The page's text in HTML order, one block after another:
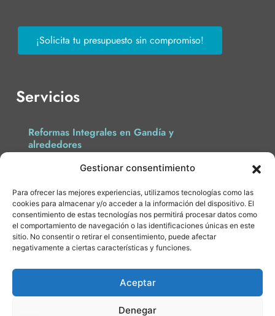
Gestionar consentimiento
Para ofrecer las mejores experiencias, utilizamos tecnologías como las
cookies para almacenar y/o acceder a la información del dispositivo. El
consentimiento de estas tecnologías nos permitirá procesar datos como
el comportamiento de navegación o las identificaciones únicas en este
sitio. No consentir o retirar el consentimiento, puede afectar
negativamente a ciertas características y funciones.
Aceptar
Denegar
¡Solicita tu presupuesto sin compromiso!
Servicios
Reformas Integrales en Gandía y
alrededores
Fabricación de Ventanas
Reformas de Cocinas y Baños
Rehabilitación de Fachadas y Escaleras